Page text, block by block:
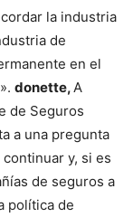
la industria
de
en el
donette,A
de Seguros
a una pregunta
y, si es
de seguros a
política de